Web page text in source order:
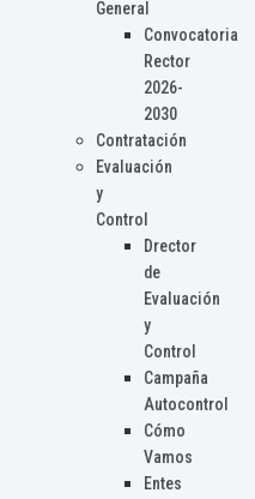
General
Convocatoria
Rector
2026-
2030
Contratación
Evaluación
y
Control
Drector
de
Evaluación
y
Control
Campaña
Autocontrol
Cómo
Vamos
Entes